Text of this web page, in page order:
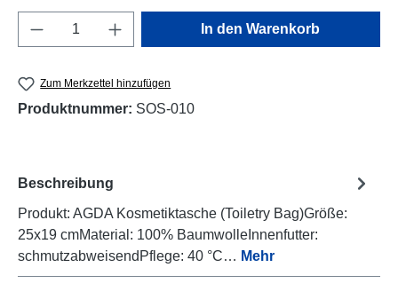
Produkt Anzahl: Gib den gewünschten
In den Warenkorb
Zum Merkzettel hinzufügen
Produktnummer: SOS-010
Beschreibung
Produkt: AGDA Kosmetiktasche (Toiletry Bag)Größe:
25x19 cmMaterial: 100% BaumwolleInnenfutter:
schmutzabweisendPflege: 40 °C… Mehr